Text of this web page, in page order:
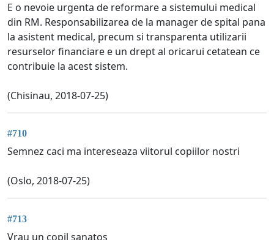
E o nevoie urgenta de reformare a sistemului medical
din RM. Responsabilizarea de la manager de spital pana
la asistent medical, precum si transparenta utilizarii
resurselor financiare e un drept al oricarui cetatean ce
contribuie la acest sistem.
(Chisinau, 2018-07-25)
#710
Semnez caci ma intereseaza viitorul copiilor nostri
(Oslo, 2018-07-25)
#713
Vrau un copil sanatos